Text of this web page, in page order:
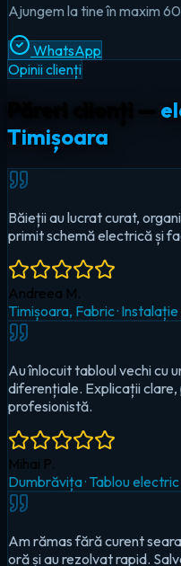
Ajungem la tine în maxim
WhatsApp
Opinii clienți
Timișoara
Au înlocuit tabloul vechi cu
diferențiale. Explicații
Mihai P.
Dumbrăvița
Am rămas fără curent
oră și au rezolvat rapid.
Cristina D.
Timișoara, Circumvalațiunii·
Au montat iluminat LED în
controlul de pe telefon.